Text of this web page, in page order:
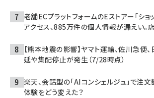
老舗ECプラットフォームのEストアー「ショ
アクセス、885万件の個人情報が漏えい。
【熊本地震の影響】ヤマト運輸、佐川急便
延や集配停止が発生（7/28時点）
楽天、会話型の「AIコンシェルジュ」で注
体験をどう変えた？